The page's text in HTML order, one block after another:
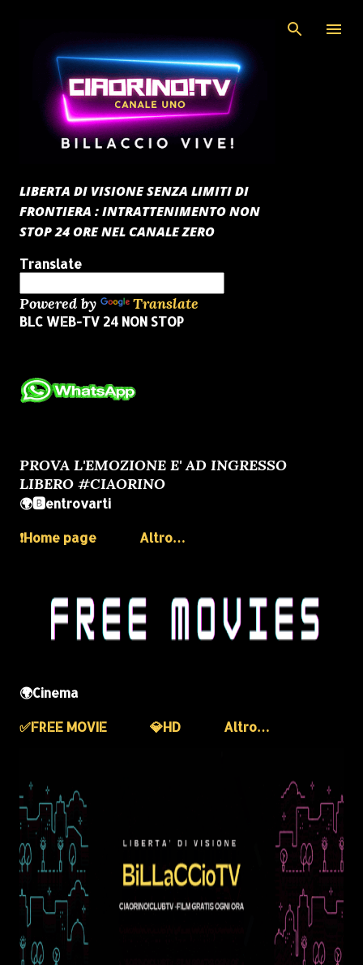
LIBERTA DI VISIONE SENZA LIMITI DI
FRONTIERA : INTRATTENIMENTO NON
STOP 24 ORE NEL CANALE ZERO
Translate
Powered by Translate
BLC WEB-TV 24 NON STOP
PROVA L'EMOZIONE E' AD INGRESSO
LIBERO #CIAORINO
🌍🅱️entrovarti
❗️Home page
Altro…
🌍Cinema
✅️FREE MOVIE
💎HD Altro…